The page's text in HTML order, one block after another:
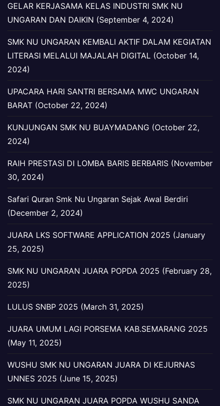
GELAR KERJASAMA KELAS INDUSTRI SMK NU
UNGARAN DAN DAIKIN (September 4, 2024)
SMK NU UNGARAN KEMBALI AKTIF DALAM KEGIATAN
LITERASI MELALUI MAJALAH DIGITAL (October 14,
2024)
UPACARA HARI SANTRI BERSAMA MWC UNGARAN
BARAT (October 22, 2024)
KUNJUNGAN SMK NU BUAYMADANG (October 22,
2024)
RAIH PRESTASI DI LOMBA BARIS BERBARIS (November
30, 2024)
Safari Quran Smk Nu Ungaran Sejak Awal Berdiri
(December 2, 2024)
JUARA LKS SOFTWARE APPLICATION 2025 (January
25, 2025)
SMK NU UNGARAN JUARA POPDA 2025 (February 28,
2025)
LULUS SNBP 2025 (March 31, 2025)
JUARA UMUM LAGI PORSEMA KAB.SEMARANG 2025
(May 11, 2025)
WUSHU SMK NU UNGARAN JUARA DI KEJURNAS
UNNES 2025 (June 15, 2025)
SMK NU UNGARAN JUARA POPDA WUSHU SANDA